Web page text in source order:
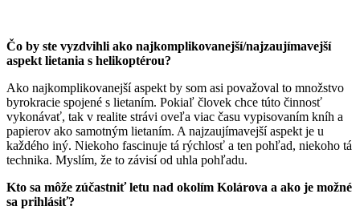
Čo by ste vyzdvihli ako najkomplikovanejší/najzaujímavejší
aspekt lietania s helikoptérou?
Ako najkomplikovanejší aspekt by som asi považoval to množstvo
byrokracie spojené s lietaním. Pokiaľ človek chce túto činnosť
vykonávať, tak v realite strávi oveľa viac času vypisovaním kníh a
papierov ako samotným lietaním. A najzaujímavejší aspekt je u
každého iný. Niekoho fascinuje tá rýchlosť a ten pohľad, niekoho tá
technika. Myslím, že to závisí od uhla pohľadu.
Kto sa môže zúčastniť letu nad okolím Kolárova a ako je možné
sa prihlásiť?